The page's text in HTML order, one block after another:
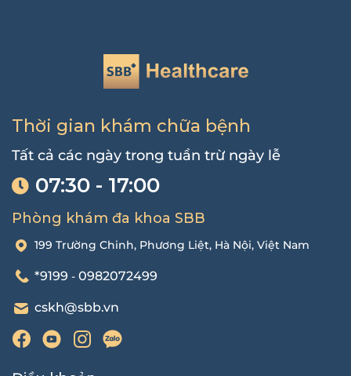
Thời gian khám chữa bệnh
Tất cả các ngày trong tuần trừ ngày lễ
07:30 - 17:00
Phòng khám đa khoa SBB
199 Trường Chinh, Phương Liệt, Hà Nội, Việt Nam
*9199 - 0982072499
cskh@sbb.vn